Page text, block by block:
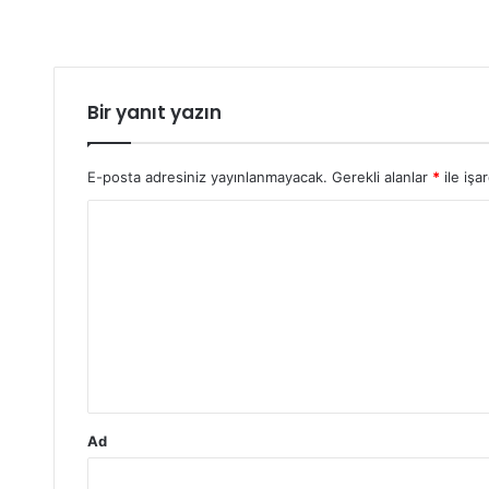
Bir yanıt yazın
E-posta adresiniz yayınlanmayacak. Gerekli alanlar *ile
Ad